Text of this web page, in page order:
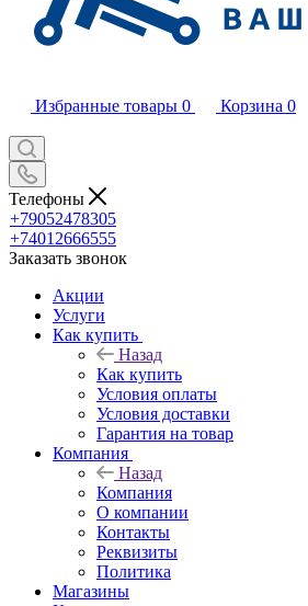
Избранные товары 0 Корзина 0
Телефоны
+79052478305
+74012666555
Заказать звонок
Акции
Услуги
Как купить
Назад
Как купить
Условия оплаты
Условия доставки
Гарантия на товар
Компания
Назад
Компания
О компании
Контакты
Реквизиты
Политика
Магазины